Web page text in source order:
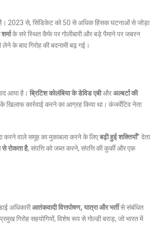
2023 से, सिंडिकेट को 50 से अधिक हिंसक घटनाओं से जोड़ा
के सरे स्थित कैफे पर गोलीबारी और बड़े पैमाने पर जबरन
के बाद गिरोह की बदनामी बढ़ गई।
आया है। ब्रिटिश कोलंबिया के डेविड एबीऔरअल्बर्टा की
खिलाफ कार्रवाई करने का आग्रह किया था। कंजर्वेटिव नेता
करने वाले समूह का मुकाबला करने के लिएबढ़ी हुई शक्तियाँ” देता
से रोकता है, संपत्ति को जब्त करने, संपत्ति की कुर्की और एक
अधिकारीआतंकवादी वित्तपोषण, यात्रा और भर्तीसे संबंधित
गिरोह सहयोगियों, विशेष रूप से गोल्डी बराड़, जो भारत में